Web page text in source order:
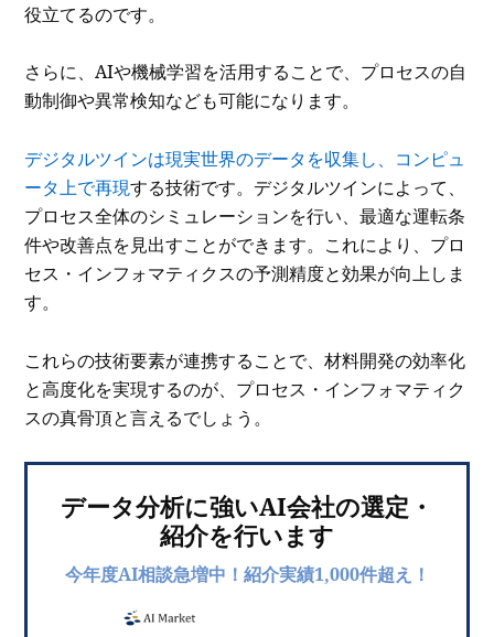
役立てるのです。
さらに、AIや機械学習を活用することで、プロセスの自
動制御や異常検知なども可能になります。
デジタルツインは現実世界のデータを収集し、コンピュ
ータ上で再現する技術です。デジタルツインによって、
プロセス全体のシミュレーションを行い、最適な運転条
件や改善点を見出すことができます。 これにより、プロ
セス・インフォマティクスの予測精度と効果が向上しま
す。
これらの技術要素が連携することで、材料開発の効率化
と高度化を実現するのが、プロセス・インフォマティク
スの真骨頂と言えるでしょう。
データ分析に強いAI会社の選定・
紹介を行います
今年度AI相談急増中！紹介実績1,000件超え！